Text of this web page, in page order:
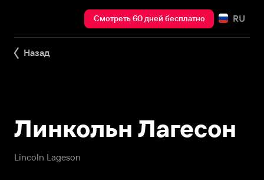
Смотреть 60 дней бесплатно RU
Назад
Lincoln Lageson
Линкольн Лагесон